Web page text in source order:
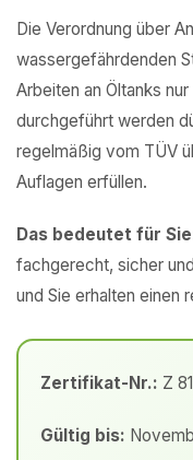
Die Verordnung über
wassergefährdenden
Arbeiten an Öltanks
durchgeführt werden
regelmäßig vom TÜV
Auflagen erfüllen.
Das bedeutet für
fachgerecht, sicher
und Sie erhalten einen
Zertifikat-Nr.: Z
Gültig bis: